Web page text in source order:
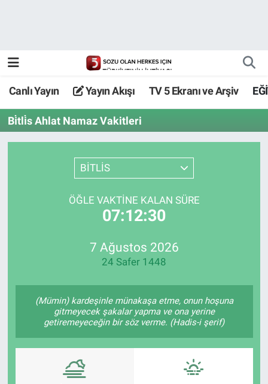
Canlı Yayın Yayın Akışı TV 5 Ekranı ve Arşiv
Bi̇tli̇s Ahlat Namaz Vakitleri
BİTLİS
ÖĞLE VAKTİNE KALAN SÜRE
07:12:30
7 Ağustos 2026
24 Safer 1448
(Mümin) kardeşinle münakaşa etme, onun hoşuna
gitmeyecek şakalar yapma ve ona yerine
getiremeyeceğin bir söz verme. (Hadis-i şerif)
TV 5 Ekranı ve Arşiv